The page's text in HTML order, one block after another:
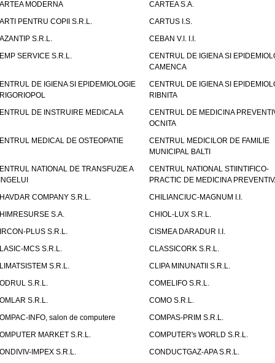
MODERNA
CARTEA S.A.
PENTRU COPII S.R.L.
CARTUS I.S.
S.R.L.
CEBAN V.I. I.I.
SERVICE S.R.L.
CENTRUL DE IGIENA SI
CAMENCA
DE IGIENA SI EPIDEMIOLOGIE
CENTRUL DE IGIENA SI
RIBNITA
DE INSTRUIRE MEDICALA
CENTRUL DE MEDICINA
OCNITA
MEDICAL DE OSTEOPATIE
CENTRUL MEDICILOR DE FAMILIE
MUNICIPAL BALTI
NATIONAL DE TRANSFUZIE A
CENTRUL NATIONAL STIINTIFICO-
PRACTIC DE MEDICINA
COMPANY S.R.L.
CHILIANCIUC-MAGNUM I.I.
S.A.
CHIOL-LUX S.R.L.
PLUS S.R.L.
CISMEA DARADUR I.I.
MCS S.R.L.
CLASSICORK S.R.L.
S.R.L.
CLIPA MINUNATII S.R.L.
S.R.L.
COMELIFO S.R.L.
S.R.L.
COMO S.R.L.
INFO, salon de computere
COMPAS-PRIM S.R.L.
MARKET S.R.L.
COMPUTER's WORLD S.R.L.
IMPEX S.R.L.
CONDUCTGAZ-APA S.R.L.